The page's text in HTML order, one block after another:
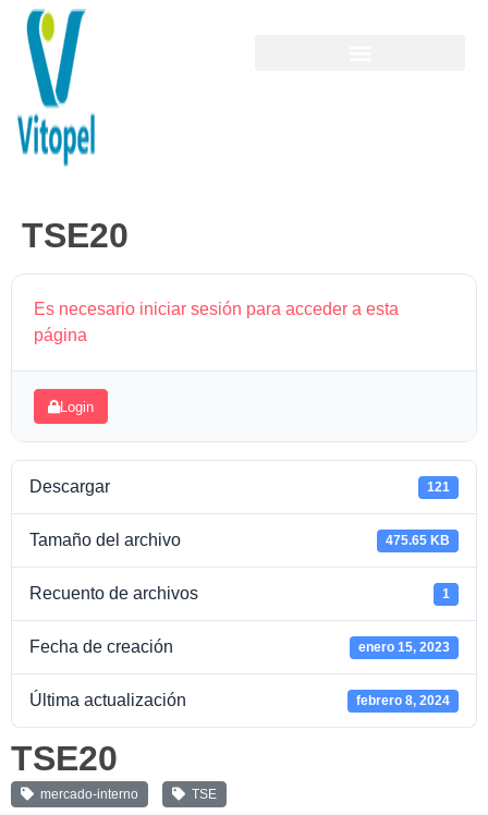
TSE20
Es necesario iniciar sesión para acceder a esta
página
Login
Descargar 121
Tamaño del archivo 475.65 KB
Recuento de archivos 1
Fecha de creación enero 15, 2023
Última actualización febrero 8, 2024
TSE20
mercado-interno TSE